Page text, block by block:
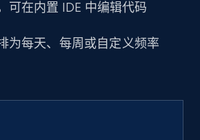
可在内置 IDE 中编辑代码
为每天、每周或自定义频率